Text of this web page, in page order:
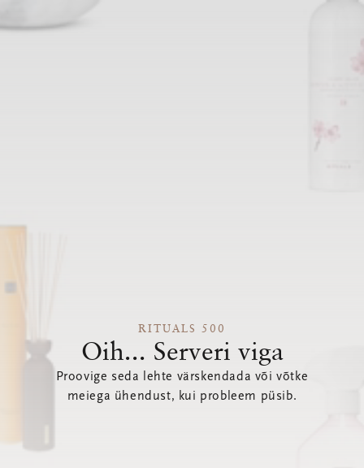
RITUALS 500
Oih... Serveri viga
Proovige seda lehte värskendada või võtke
meiega ühendust, kui probleem püsib.